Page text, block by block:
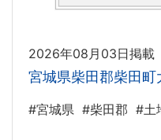
2026年08月03日掲載
宮城県柴田郡柴田
#宮城県 #柴田郡 #土